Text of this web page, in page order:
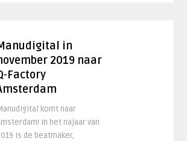
in
2019 naar
Factory
komt naar
In het najaar van
is de beatmaker,